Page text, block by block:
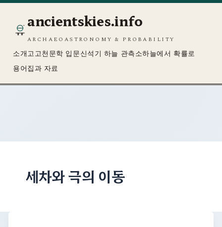
ancientskies.info
ARCHAEOASTRONOMY & PROBABILITY
소개고고천문학 입문신석기 하늘 관측소하늘에서 확률로
용어집과 자료
세차와 극의 이동